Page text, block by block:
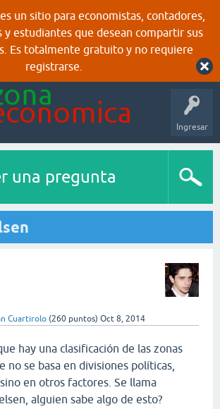
un sitio para economistas, contadores,
y estudiantes que desean compartir sus
Es totalmente gratuito y no requiere
registrarse.
Ingresar
una pregunta
Cuartirolo (260 puntos) Oct 8, 2014
hay una clasificación de las zonas
no se basa en divisiones políticas,
en otros factores. Se llama
alguien sabe algo de esto?